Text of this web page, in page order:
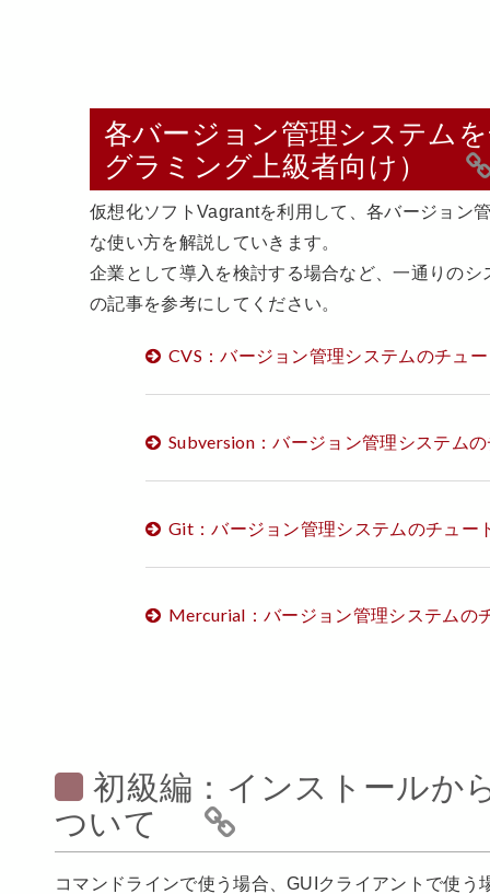
各バージョン管理システム
グラミング上級者向け）
仮想化ソフトVagrantを利用して、各バージョン
な使い方を解説していきます。
企業として導入を検討する場合など、一通りの
の記事を参考にしてください。
CVS：バージョン管理システムのチュ
Subversion：バージョン管理システム
Git：バージョン管理システムのチュー
Mercurial：バージョン管理システムの
初級編：インストールか
ついて
コマンドラインで使う場合、GUIクライアントで使う